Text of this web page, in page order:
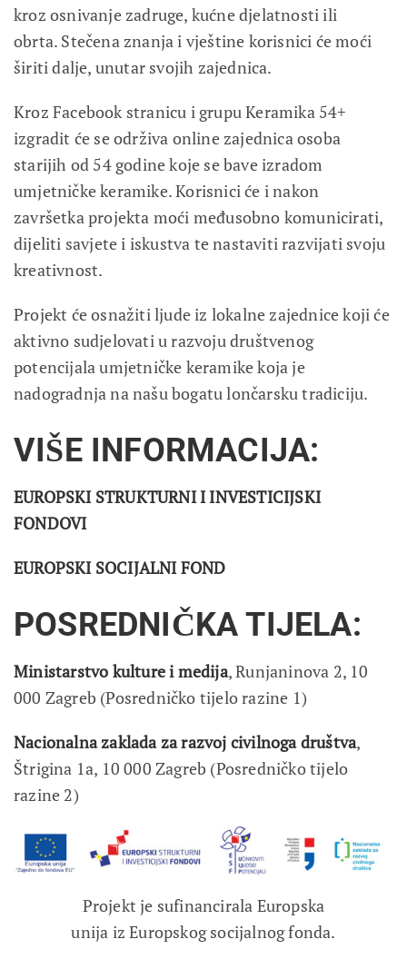
kroz osnivanje zadruge, kućne djelatnosti ili
obrta. Stečena znanja i vještine korisnici će moći
širiti dalje, unutar svojih zajednica.
Kroz Facebook stranicu i grupu Keramika 54+
izgradit će se održiva online zajednica osoba
starijih od 54 godine koje se bave izradom
umjetničke keramike. Korisnici će i nakon
završetka projekta moći međusobno komunicirati,
dijeliti savjete i iskustva te nastaviti razvijati svoju
kreativnost.
Projekt će osnažiti ljude iz lokalne zajednice koji će
aktivno sudjelovati u razvoju društvenog
potencijala umjetničke keramike koja je
nadogradnja na našu bogatu lončarsku tradiciju.
VIŠE INFORMACIJA:
EUROPSKI STRUKTURNI I INVESTICIJSKI
FONDOVI
EUROPSKI SOCIJALNI FOND
POSREDNIČKA TIJELA:
Ministarstvo kulture i medija, Runjaninova 2, 10
000 Zagreb (Posredničko tijelo razine 1)
Nacionalna zaklada za razvoj civilnoga društva,
Štrigina 1a, 10 000 Zagreb (Posredničko tijelo
razine 2)
Projekt je sufinancirala Europska
unija iz Europskog socijalnog fonda.